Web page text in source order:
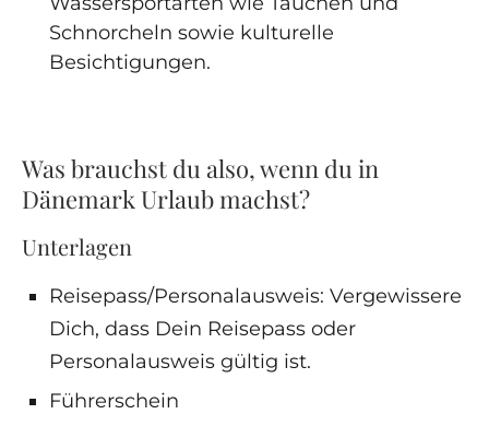
Schnorcheln sowie kulturelle
Besichtigungen.
Was brauchst du also, wenn du in
Dänemark Urlaub machst?
Unterlagen
Reisepass/Personalausweis: Vergewissere
Dich, dass Dein Reisepass oder
Personalausweis gültig ist.
Führerschein